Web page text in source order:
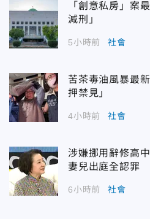
「創意私房」案
減刑」
5小時前 社會
苦茶毒油風暴最
押禁見」
4小時前 社會
涉嫌挪用辭修高
妻兒出庭全認罪
6小時前 社會